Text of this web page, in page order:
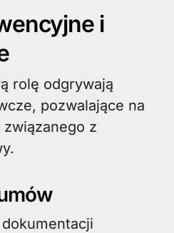
i
rolę odgrywają
pozwalające na
z
dokumentacji